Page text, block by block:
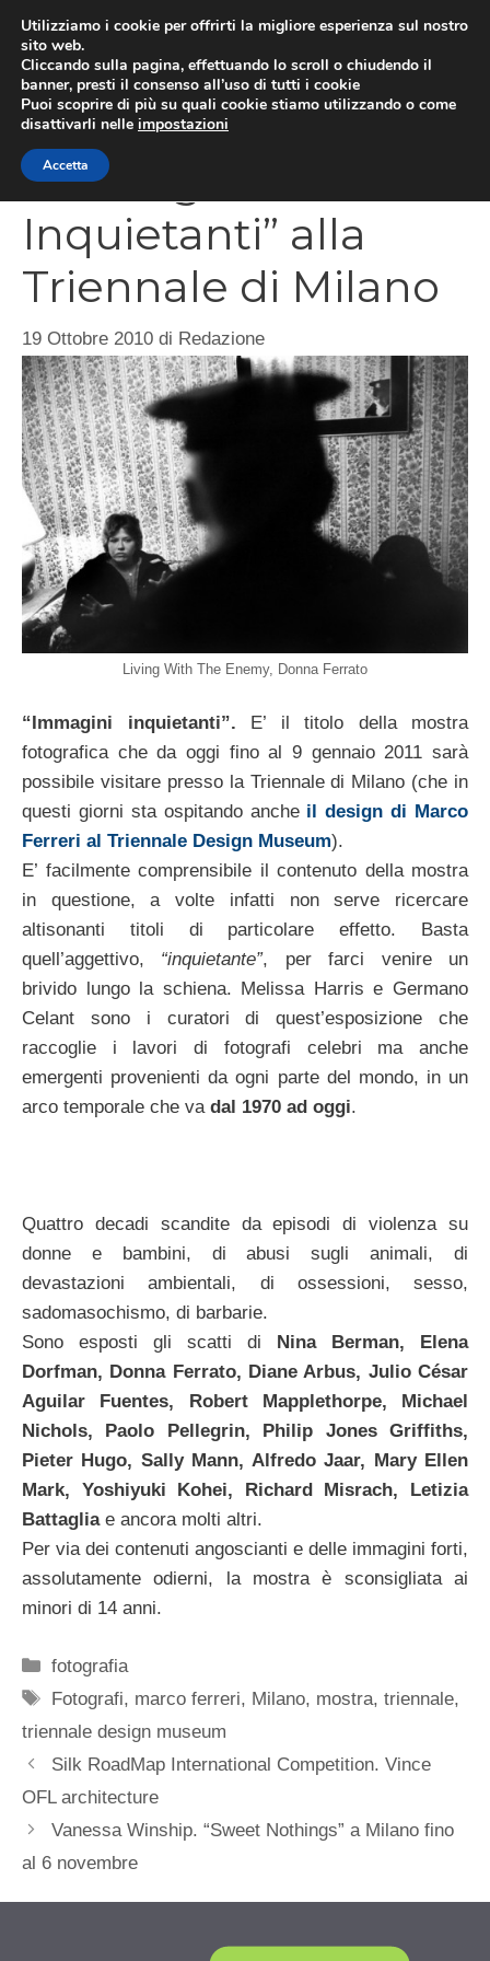
contenuto
“Immagini
Inquietanti” alla
Triennale di Milano
19 Ottobre 2010 di Redazione
Living With The Enemy, Donna Ferrato
“Immagini inquietanti”. E’ il titolo della mostra
fotografica che da oggi fino al 9 gennaio 2011 sarà
possibile visitare presso la Triennale di Milano (che in
questi giorni sta ospitando anche il design di Marco
Ferreri al Triennale Design Museum).
E’ facilmente comprensibile il contenuto della mostra
in questione, a volte infatti non serve ricercare
altisonanti titoli di particolare effetto. Basta
quell’aggettivo, “inquietante”, per farci venire un
brivido lungo la schiena. Melissa Harris e Germano
Celant sono i curatori di quest’esposizione che
raccoglie i lavori di fotografi celebri ma anche
emergenti provenienti da ogni parte del mondo, in un
arco temporale che va dal 1970 ad oggi.
Quattro decadi scandite da episodi di violenza su
donne e bambini, di abusi sugli animali, di
devastazioni ambientali, di ossessioni, sesso,
sadomasochismo, di barbarie.
Sono esposti gli scatti di Nina Berman, Elena
Dorfman, Donna Ferrato, Diane Arbus, Julio César
Aguilar Fuentes, Robert Mapplethorpe, Michael
Nichols, Paolo Pellegrin, Philip Jones Griffiths,
Pieter Hugo, Sally Mann, Alfredo Jaar, Mary Ellen
Mark, Yoshiyuki Kohei, Richard Misrach, Letizia
Battagliae ancora molti altri.
Per via dei contenuti angoscianti e delle immagini forti,
assolutamente odierni, la mostra è sconsigliata ai
minori di 14 anni.
Categorie
fotografia
Tag
Fotografi, marco ferreri, Milano, mostra,triennale,
triennale design museum
Silk RoadMap International Competition. Vince
OFL architecture
Vanessa Winship. “Sweet Nothings” a Milano fino
al 6 novembre
Utilizziamo i cookie per offrirti la migliore esperienza sul nostro
sito web.
Cliccando sulla pagina, effettuando lo scroll o chiudendo il
banner, presti il consenso all’uso di tutti i cookie
Puoi scoprire di più su quali cookie stiamo utilizzando o come
disattivarli nelle impostazioni
Accetta